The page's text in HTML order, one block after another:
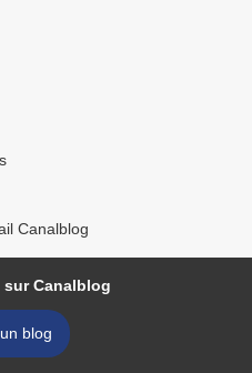
Canalblog
Canalblog
blog